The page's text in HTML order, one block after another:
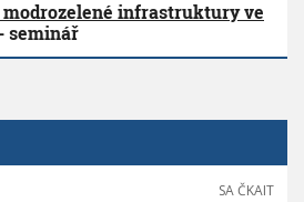
infrastruktury ve
seminář
SA ČKAIT